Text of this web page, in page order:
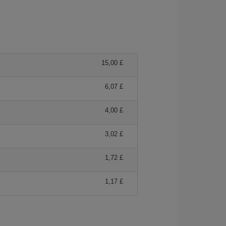
15,00 £
6,07 £
4,00 £
3,02 £
1,72 £
1,17 £